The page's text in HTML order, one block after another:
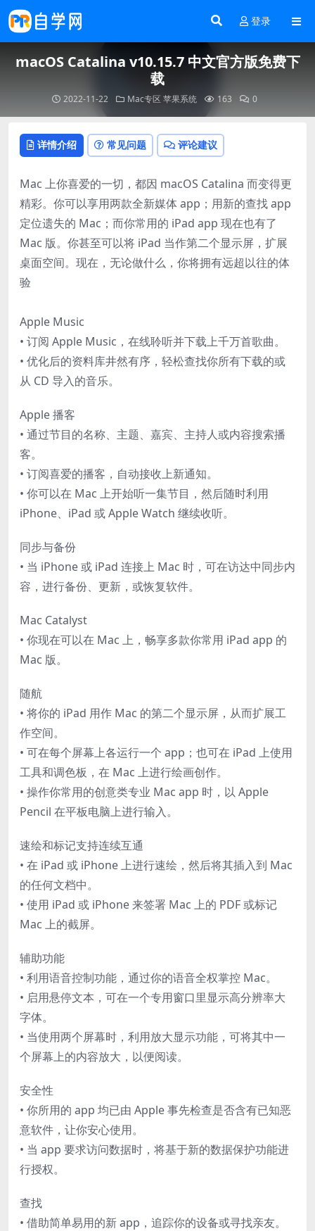
登录
macOS Catalina v10.15.7 中文官方版免费下
载
2022-11-22 Mac专区 苹果系统 163 0
详情介绍 常见问题 评论建议
Mac 上你喜爱的一切，都因 macOS Catalina 而变得更
精彩。你可以享用两款全新媒体 app；用新的查找 app
定位遗失的 Mac；而你常用的 iPad app 现在也有了
Mac 版。你甚至可以将 iPad 当作第二个显示屏，扩展
桌面空间。现在，无论做什么，你将拥有远超以往的体
验
Apple Music
• 订阅 Apple Music，在线聆听并下载上千万首歌曲。
• 优化后的资料库井然有序，轻松查找你所有下载的或
从 CD 导入的音乐。
Apple 播客
• 通过节目的名称、主题、嘉宾、主持人或内容搜索播
客。
• 订阅喜爱的播客，自动接收上新通知。
• 你可以在 Mac 上开始听一集节目，然后随时利用
iPhone、iPad 或 Apple Watch 继续收听。
同步与备份
• 当 iPhone 或 iPad 连接上 Mac 时，可在访达中同步内
容，进行备份、更新，或恢复软件。
Mac Catalyst
• 你现在可以在 Mac 上，畅享多款你常用 iPad app 的
Mac 版。
随航
• 将你的 iPad 用作 Mac 的第二个显示屏，从而扩展工
作空间。
• 可在每个屏幕上各运行一个 app；也可在 iPad 上使用
工具和调色板，在 Mac 上进行绘画创作。
• 操作你常用的创意类专业 Mac app 时，以 Apple
Pencil 在平板电脑上进行输入。
速绘和标记支持连续互通
• 在 iPad 或 iPhone 上进行速绘，然后将其插入到 Mac
的任何文档中。
• 使用 iPad 或 iPhone 来签署 Mac 上的 PDF 或标记
Mac 上的截屏。
辅助功能
• 利用语音控制功能，通过你的语音全权掌控 Mac。
• 启用悬停文本，可在一个专用窗口里显示高分辨率大
字体。
• 当使用两个屏幕时，利用放大显示功能，可将其中一
个屏幕上的内容放大，以便阅读。
安全性
• 你所用的 app 均已由 Apple 事先检查是否含有已知恶
意软件，让你安心使用。
• 当 app 要求访问数据时，将基于新的数据保护功能进
行授权。
查找
• 借助简单易用的新 app，追踪你的设备或寻找亲友。